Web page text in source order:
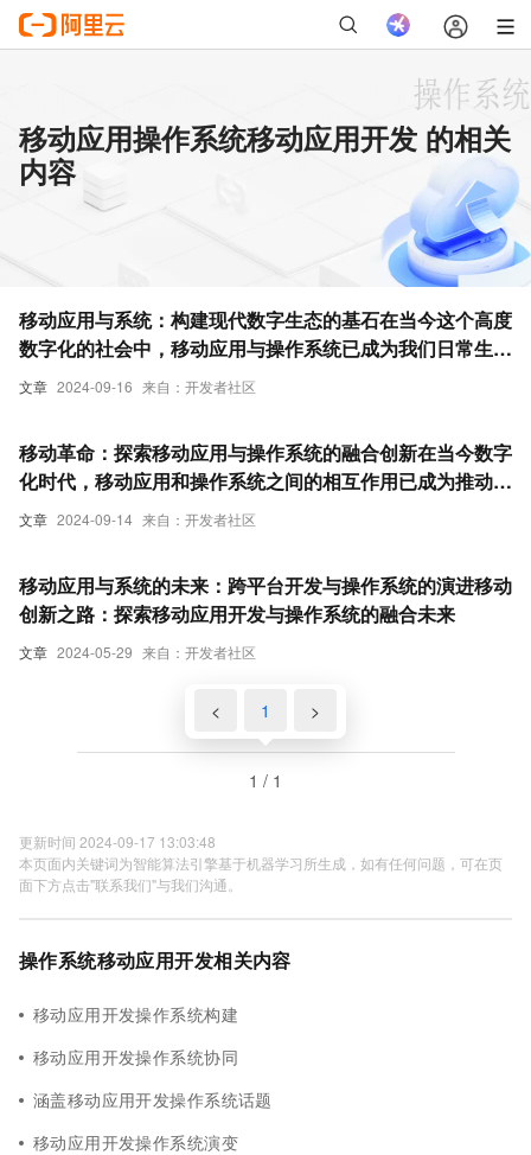
移动应用操作系统移动应用开发 的相关
内容
文章 2024-09-16 来自：开发者社区
移动应用与系统：构建现代数字生态的基石在当今这个高度
数字化的社会中，移动应用与操作系统已成为我们日常生活
不可或缺的一部分。它们不仅改变了我们的沟通方式，还重
造了我们的数字世界。
文章 2024-09-14 来自：开发者社区
移动革命：探索移动应用与操作系统的融合创新在当今数字
化时代，移动应用和操作系统之间的相互作用已成为推动技
术进步和创新的关键力量。本文深入探讨了移动应用开发的
文章 2024-05-29 来自：开发者社区
移动应用与系统的未来：跨平台开发与操作系统的演进移动
创新之路：探索移动应用开发与操作系统的融合未来
< 1 >
1 / 1
更新时间 2024-09-17 13:03:48
本页面内关键词为智能算法引擎基于机器学习所生成，如有任何问题，可在页
面下方点击"联系我们"与我们沟通。
操作系统移动应用开发相关内容
移动应用开发操作系统构建
移动应用开发操作系统协同
涵盖移动应用开发操作系统话题
移动应用开发操作系统演变